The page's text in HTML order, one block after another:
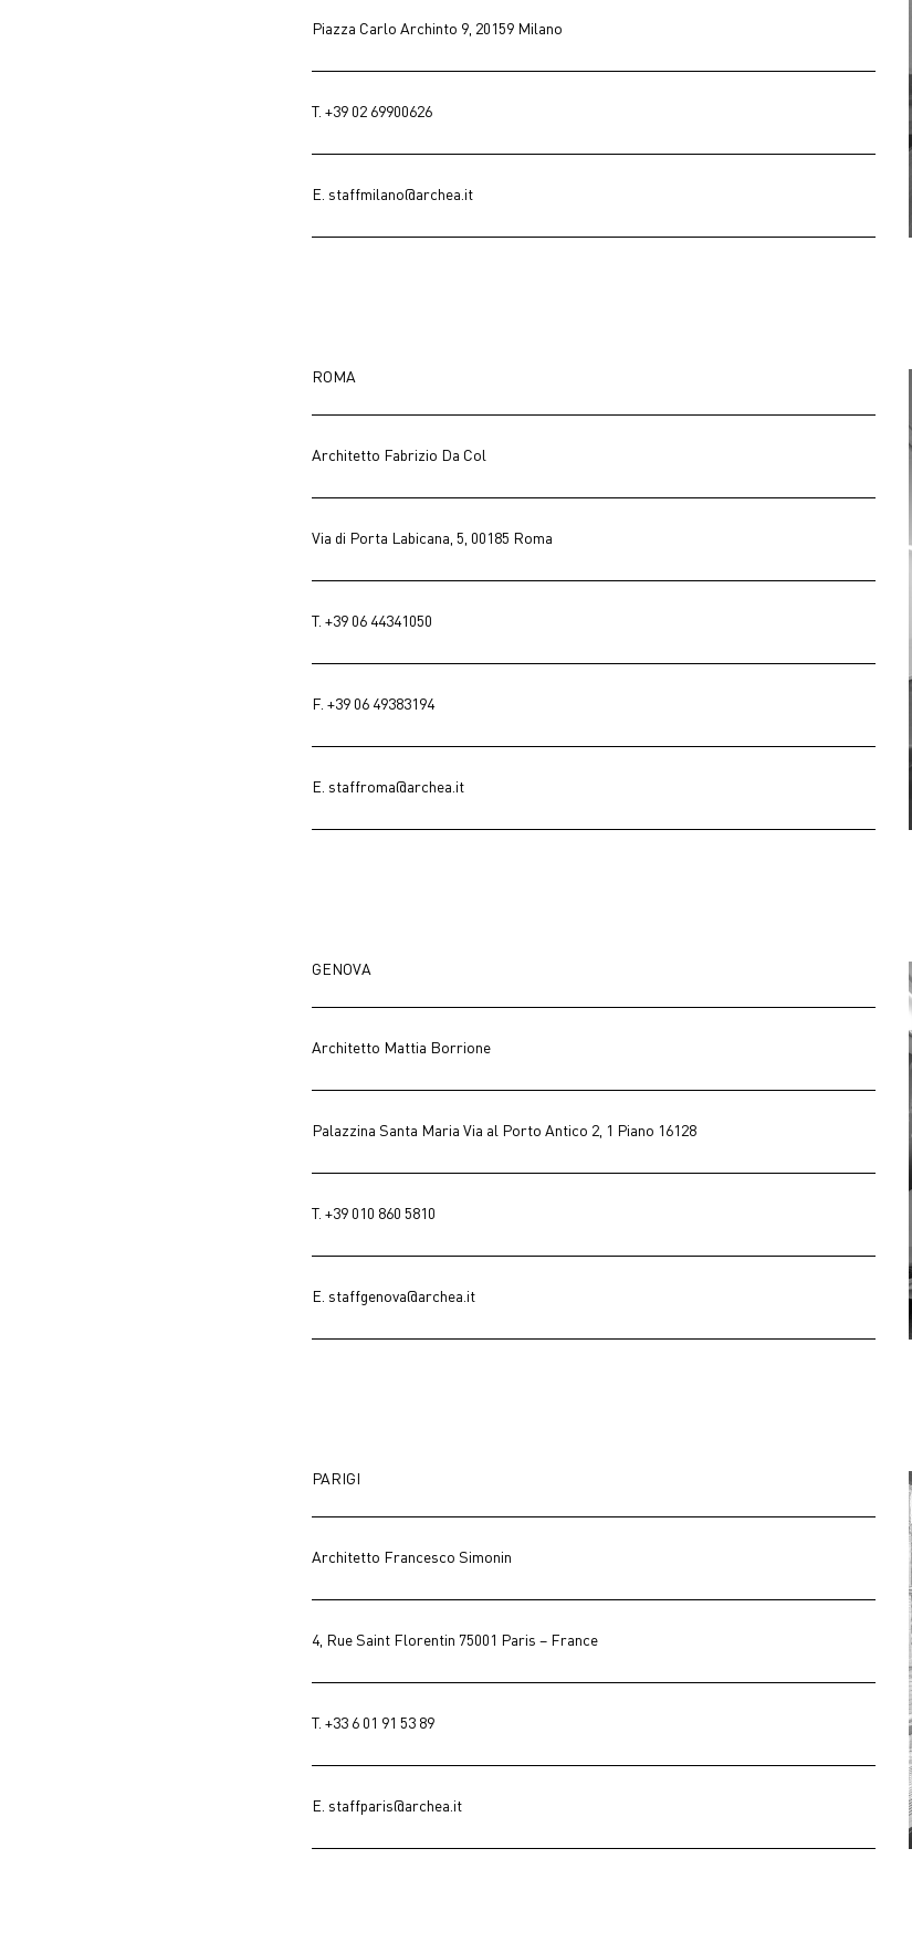
Piazza Carlo Archinto 9, 20159 Milano
T.+39 02 69900626
E. staffmilano@archea.it
ROMA
Architetto Fabrizio Da Col
Via di Porta Labicana, 5, 00185 Roma
T.+39 06 44341050
F. +39 06 49383194
E. staffroma@archea.it
GENOVA
Architetto Mattia Borrione
Palazzina Santa Maria Via al Porto Antico 2, 1 Piano 16128
T.+39 010 860 5810
E. staffgenova@archea.it
PARIGI
Architetto Francesco Simonin
4, Rue Saint Florentin 75001 Paris – France
T.+33 6 01 91 53 89
E. staffparis@archea.it